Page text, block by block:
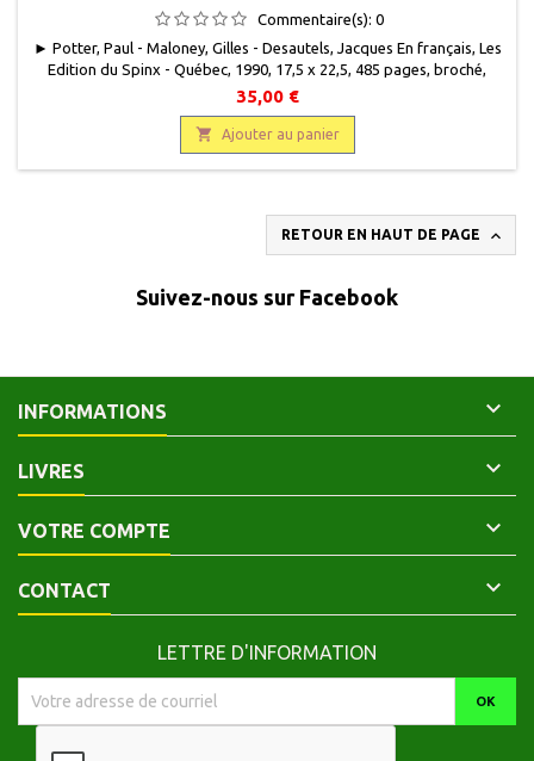
Commentaire(s): 0
► Potter, Paul - Maloney, Gilles - Desautels, Jacques En français, Les
Edition du Spinx - Québec, 1990, 17,5 x 22,5, 485 pages, broché,
occasion.Bon état. Couverture défraîchie.9782920123083
35,00 €
 Ajouter au panier
RETOUR EN HAUT DE PAGE 
Suivez-nous sur Facebook
INFORMATIONS 
LIVRES 
VOTRE COMPTE 
CONTACT 
LETTRE D'INFORMATION